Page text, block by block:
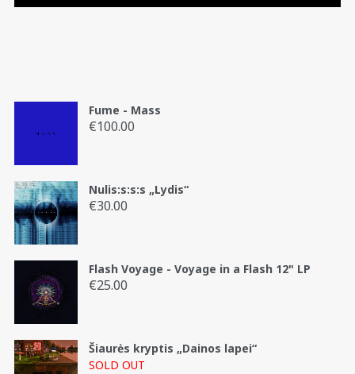
Fume - Mass
€100.00
Nulis:s:s:s „Lydis“
€30.00
Flash Voyage - Voyage in a Flash 12" LP
€25.00
Šiaurės kryptis „Dainos lapei“
SOLD OUT